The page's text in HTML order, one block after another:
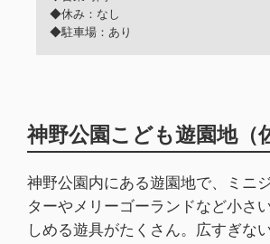
◆休み：なし
◆駐車場：あり
神野公園こども遊園地（
神野公園内にある遊園地で、ミニ
ターやメリーゴーランドなど小さ
しめる遊具がたくさん。広すぎな